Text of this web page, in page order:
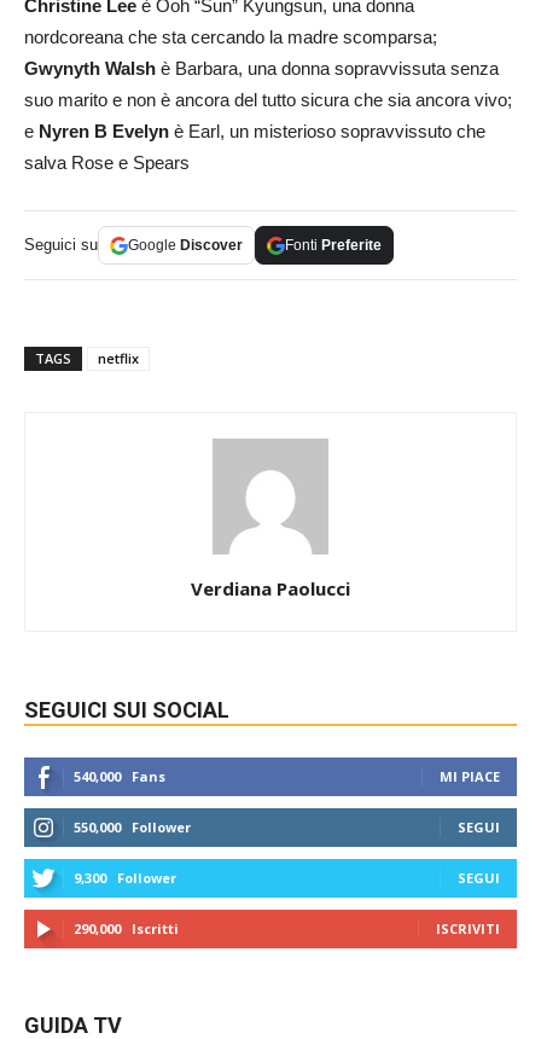
Christine Lee è Ooh “Sun” Kyungsun, una donna
nordcoreana che sta cercando la madre scomparsa;
Gwynyth Walsh è Barbara, una donna sopravvissuta senza
suo marito e non è ancora del tutto sicura che sia ancora vivo;
e Nyren B Evelyn è Earl, un misterioso sopravvissuto che
salva Rose e Spears
Seguici su Google Discover Fonti Preferite
TAGS netflix
Verdiana Paolucci
SEGUICI SUI SOCIAL
540,000 Fans MI PIACE
550,000 Follower SEGUI
9,300 Follower SEGUI
290,000 Iscritti ISCRIVITI
GUIDA TV